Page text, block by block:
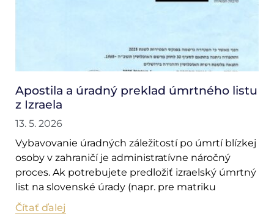
Apostila a úradný preklad úmrtného listu
z Izraela
13. 5. 2026
Vybavovanie úradných záležitostí po úmrtí blízkej
osoby v zahraničí je administratívne náročný
proces. Ak potrebujete predložiť izraelský úmrtný
list na slovenské úrady (napr. pre matriku
Čítať ďalej